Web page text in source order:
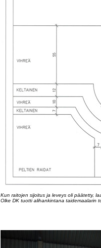
Kun raitojen sijoitus ja leveys oli päätetty,
Olke DK tuotti alihankintana taidemaalarin